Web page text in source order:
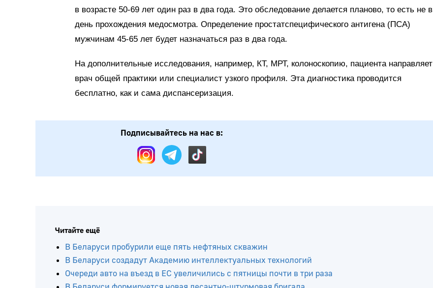
в возрасте 50-69 лет один раз в два года. Это обследование делается планово, то есть не в
день прохождения медосмотра. Определение простатспецифического антигена (ПСА)
мужчинам 45-65 лет будет назначаться раз в два года.
На дополнительные исследования, например, КТ, МРТ, колоноскопию, пациента направляет
врач общей практики или специалист узкого профиля. Эта диагностика проводится
бесплатно, как и сама диспансеризация.
Подписывайтесь на нас в:
Читайте ещё
В Беларуси пробурили еще пять нефтяных скважин
В Беларуси создадут Академию интеллектуальных технологий
Очереди авто на въезд в ЕС увеличились с пятницы почти в три раза